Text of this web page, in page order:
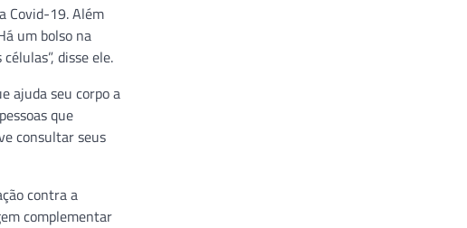
Covid-19. Além
um bolso na
disse ele.
ajuda seu corpo a
que
consultar seus
contra a
complementar